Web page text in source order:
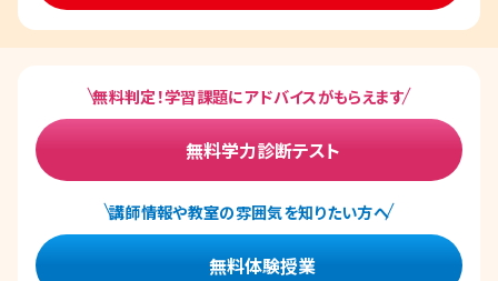
無料判定！学習課題にアドバイスがもらえます
無料学力診断テスト
講師情報や教室の雰囲気を知りたい方へ
無料体験授業